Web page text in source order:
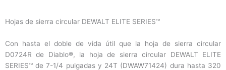
Hojas de sierra circular DEWALT ELITE SERIES™
Con hasta el doble de vida útil que la hoja de sierra circular
D0724R de Diablo®, la hoja de sierra circular DEWALT ELITE
SERIES™ de 7-1/4 pulgadas y 24T (DWAW71424) dura hasta 320